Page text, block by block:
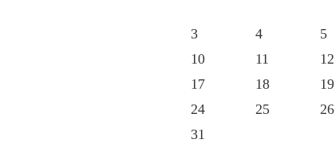
3
4 5
10
11 12
17
18 19
24
25 26
31